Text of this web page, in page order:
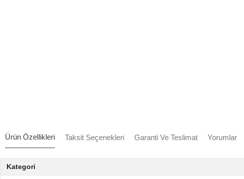
Ürün Özellikleri Taksit Seçenekleri Garanti Ve Teslimat Yorumlar
Kategori